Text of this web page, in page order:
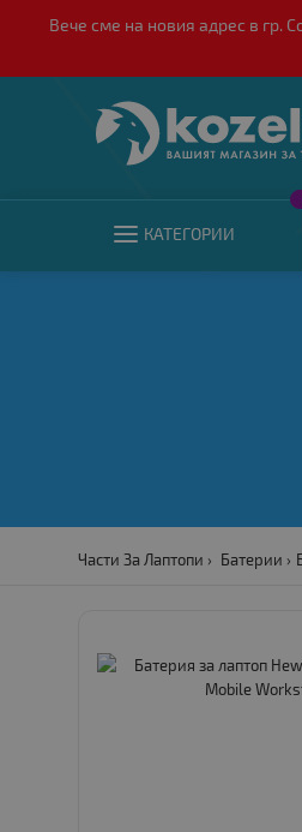
Вече сме на новия адрес в гр.
КАТЕГОРИИ
Части За Лаптопи Батерии